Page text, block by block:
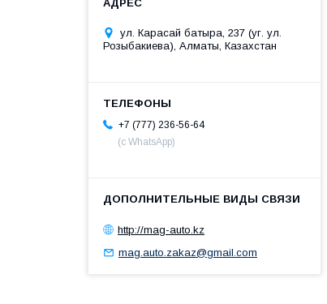
ул. Карасай батыра, 237 (уг. ул.
Розыбакиева), Алматы, Казахстан
+7 (777) 236-56-64
(с WhatsApp)
http://mag-auto.kz
mag.auto.zakaz@gmail.com